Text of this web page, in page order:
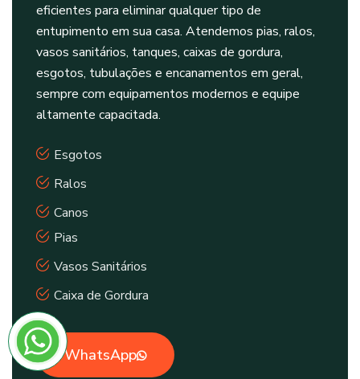
eficientes para eliminar qualquer tipo de
entupimento em sua casa. Atendemos pias, ralos,
vasos sanitários, tanques, caixas de gordura,
esgotos, tubulações e encanamentos em geral,
sempre com equipamentos modernos e equipe
altamente capacitada.
Esgotos
Ralos
Canos
Pias
Vasos Sanitários
Caixa de Gordura
WhatsApp